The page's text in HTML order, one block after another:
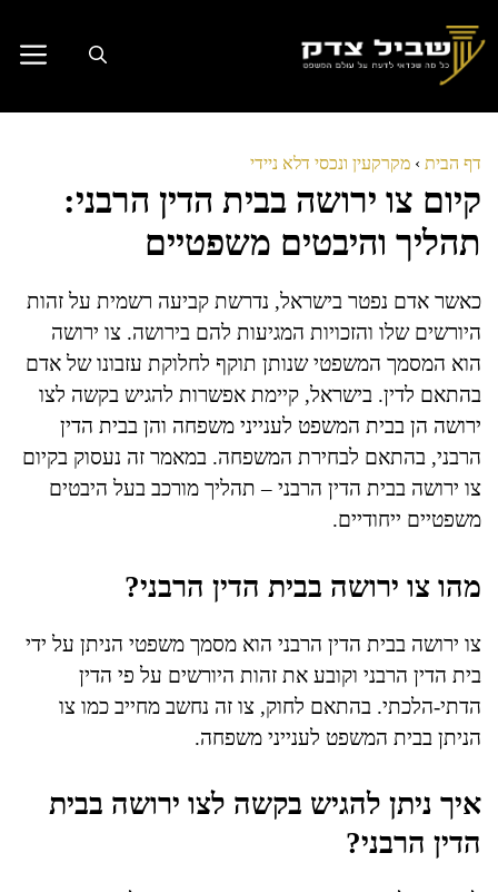
לתוכן
דף הבית › מקרקעין ונכסי דלא ניידי
קיום צו ירושה בבית הדין הרבני:
תהליך והיבטים משפטיים
כאשר אדם נפטר בישראל, נדרשת קביעה רשמית על זהות
היורשים שלו והזכויות המגיעות להם בירושה. צו ירושה
הוא המסמך המשפטי שנותן תוקף לחלוקת עזבונו של אדם
בהתאם לדין. בישראל, קיימת אפשרות להגיש בקשה לצו
ירושה הן בבית המשפט לענייני משפחה והן בבית הדין
הרבני, בהתאם לבחירת המשפחה. במאמר זה נעסוק בקיום
צו ירושה בבית הדין הרבני – תהליך מורכב בעל היבטים
משפטיים ייחודיים.
מהו צו ירושה בבית הדין הרבני?
צו ירושה בבית הדין הרבני הוא מסמך משפטי הניתן על ידי
בית הדין הרבני וקובע את זהות היורשים על פי הדין
הדתי-הלכתי. בהתאם לחוק, צו זה נחשב מחייב כמו צו
הניתן בבית המשפט לענייני משפחה.
איך ניתן להגיש בקשה לצו ירושה בבית
הדין הרבני?